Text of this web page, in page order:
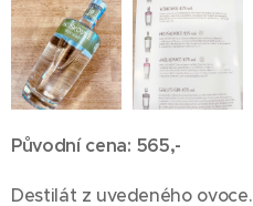
Původní cena: 565,-
Destilát z uvedeného ovoce.